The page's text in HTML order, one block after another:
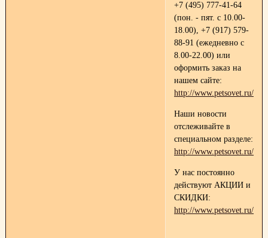
+7 (495) 777-41-64
(пон. - пят. с 10.00-
18.00), +7 (917) 579-
88-91 (ежедневно с
8.00-22.00) или
оформить заказ на
нашем сайте:
http://www.petsovet.ru/
Наши новости
отслеживайте в
специальном разделе:
http://www.petsovet.ru/
У нас постоянно
действуют АКЦИИ и
СКИДКИ:
http://www.petsovet.ru/